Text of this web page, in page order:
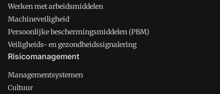
Werken met arbeidsmiddelen
Machineveiligheid
Persoonlijke beschermingsmiddelen (PBM)
Veiligheids- en gezondheidssignalering
Risicomanagement
Managementsystemen
Cultuur